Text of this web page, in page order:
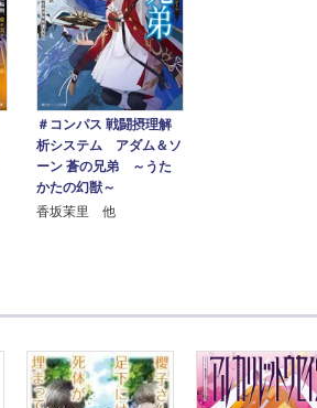
＃コンパス 戦闘摂理解
析システム アダム＆ソ
ーン 蒼の兄弟 ～うた
かたの幻獣～
香坂茉里 他